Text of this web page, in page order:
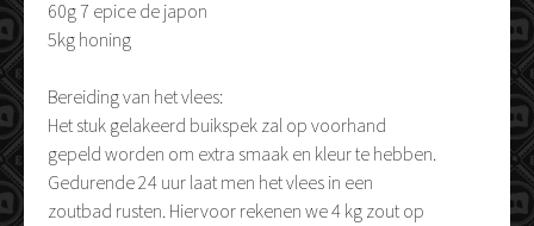
60g 7 epice de japon
5kg honing
Bereiding van het vlees:
Het stuk gelakeerd buikspek zal op voorhand
gepeld worden om extra smaak en kleur te hebben.
Gedurende 24 uur laat men het vlees in een
zoutbad rusten. Hiervoor rekenen we 4 kg zout op